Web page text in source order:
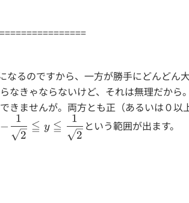
るのですから、一方が勝手にどんどん
なきゃならないけど、それは無理だから
きませんが。両方とも正（あるいは０
-\dfrac{1}
{\sqrt{2}}
−
2
1
≦ y ≦
2
1
という範囲が出ます。